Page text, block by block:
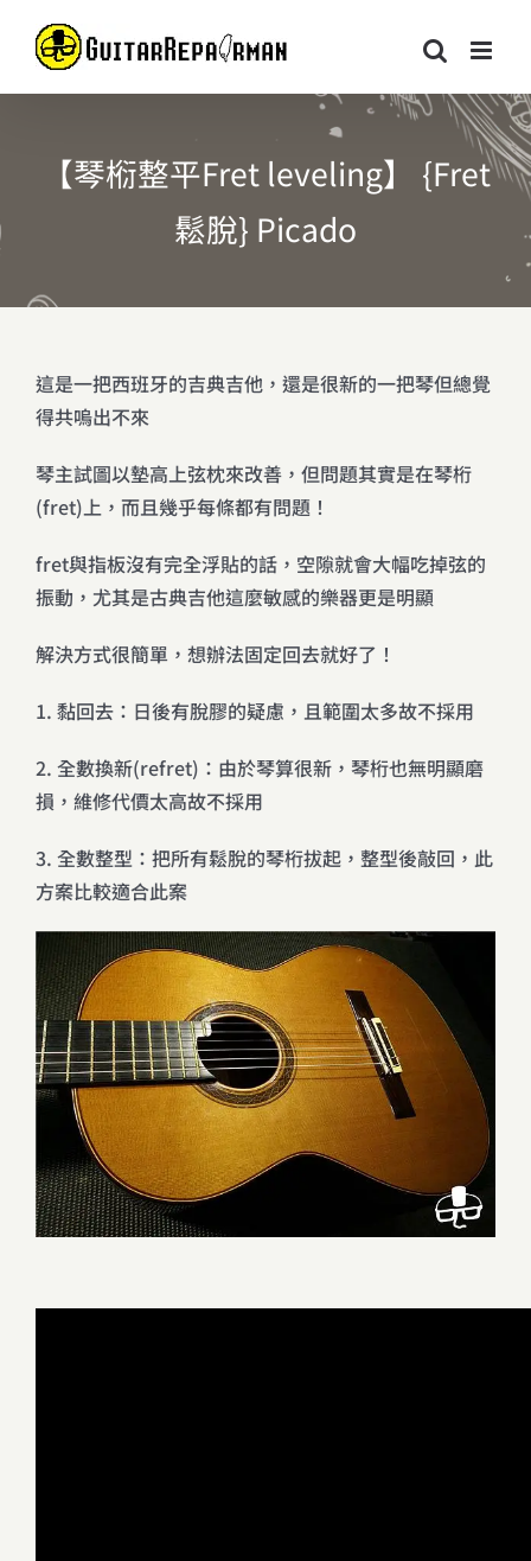
【琴椼整平Fret leveling】 {Fret
鬆脫} Picado
這是一把西班牙的吉典吉他，還是很新的一把琴但總覺
得共嗚出不來
琴主試圖以墊高上弦枕來改善，但問題其實是在琴桁
(fret)上，而且幾乎每條都有問題！
fret與指板沒有完全浮貼的話，空隙就會大幅吃掉弦的
振動，尤其是古典吉他這麼敏感的樂器更是明顯
解決方式很簡單，想辦法固定回去就好了！
1. 黏回去：日後有脫膠的疑慮，且範圍太多故不採用
2. 全數換新(refret)：由於琴算很新，琴桁也無明顯磨
損，維修代價太高故不採用
3. 全數整型：把所有鬆脫的琴桁拔起，整型後敲回，此
方案比較適合此案